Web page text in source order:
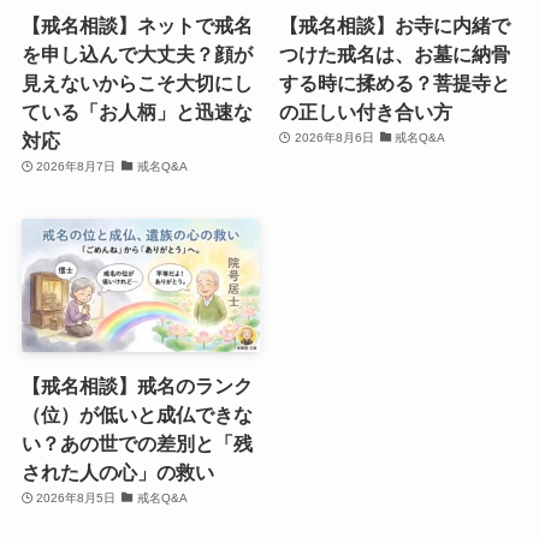
【戒名相談】ネットで戒名
を申し込んで大丈夫？顔が
見えないからこそ大切にし
ている「お人柄」と迅速な
対応
2026年8月7日 戒名Q&A
【戒名相談】お寺に内緒で
つけた戒名は、お墓に納骨
する時に揉める？菩提寺と
の正しい付き合い方
2026年8月6日 戒名Q&A
【戒名相談】戒名のランク
（位）が低いと成仏できな
い？あの世での差別と「残
された人の心」の救い
2026年8月5日 戒名Q&A